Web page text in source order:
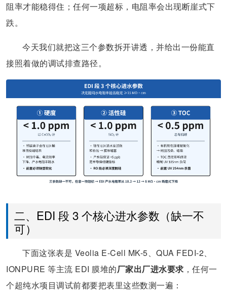
阻率才能稳得住；任何一项超标，电阻率会出现断崖式下
跌。
今天我们就把这三个参数拆开讲透，并给出一份能直
接照着做的调试排查路径。
二、EDI 段 3 个核心进水参数（缺一不
可）
下面这张表是 Veolia E-Cell MK-5、QUA FEDI-2、
IONPURE 等主流 EDI 膜堆的厂家出厂进水要求 ，任何一
个超纯水项目调试前都要把表里这些数测一遍：